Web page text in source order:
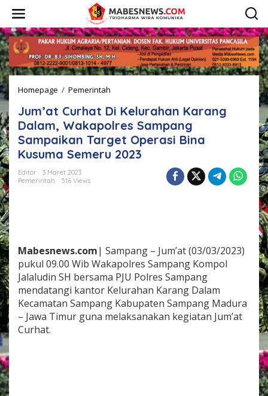
w
a
t
i
k
e
k
o
n
t
e
n
Homepage / Pemerintah
m
’
a
t
e
l
u
r
a
h
a
Jum’at Curhat Di Kelurahan Karang
Dalam, Wakapolres Sampang
Sampaikan Target Operasi Bina
Kusuma Semeru 2023
Editor
3 Maret 2023
Pemerintah
516 Views
Mabesnews.com| Sampang – Jum’at (03/03/2023)
pukul 09.00 Wib Wakapolres Sampang Kompol
Jalaludin SH bersama PJU Polres Sampang
mendatangi kantor Kelurahan Karang Dalam
Kecamatan Sampang Kabupaten Sampang Madura
– Jawa Timur guna melaksanakan kegiatan Jum’at
Curhat.